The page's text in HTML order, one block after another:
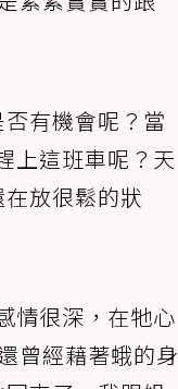
有機會呢？當
上這班車呢？天
放很鬆的狀
情很深，在牠心
曾經藉著蛾的身